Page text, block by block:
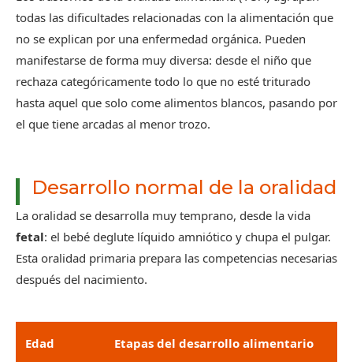
todas las dificultades relacionadas con la alimentación que
no se explican por una enfermedad orgánica. Pueden
manifestarse de forma muy diversa: desde el niño que
rechaza categóricamente todo lo que no esté triturado
hasta aquel que solo come alimentos blancos, pasando por
el que tiene arcadas al menor trozo.
Desarrollo normal de la oralidad
La oralidad se desarrolla muy temprano, desde la vida
fetal: el bebé deglute líquido amniótico y chupa el pulgar.
Esta oralidad primaria prepara las competencias necesarias
después del nacimiento.
Edad Etapas del desarrollo alimentario